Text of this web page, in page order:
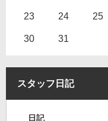
23 24 25
30 31
スタッフ日記
日記